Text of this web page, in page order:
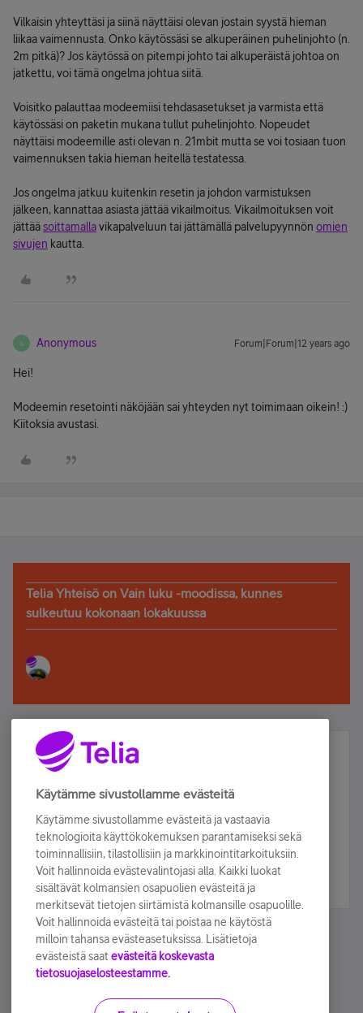
Vilkaisin yhteyttäsi ja siinä näyttäisi olevan jostain syystä hieman
liikaa vaimennusta. Onko käytössäsi se alkuperäinen puhelinjohto (n.
2m pitkä)? Jos käytössä on pitempi johto tai alkuperäistä johtoa on
jatkettu, voi tämä ongelma johtua siitä.
Voisitko palauttaa modeemiisi tehdasasetukset ja varmista että
käytössäsi on paketin mukana tullut puhelinjohto. Nopeudet
näyttäisi modeemille asti olevan n. 21mbit mutta se voi tosiaan tuon
vaimennuksen takia hieman heitellä testatessa.
Jos ongelma jatkuu kuitenkin resetin ja johdon varmistuksen
jälkeen, kannattaa asiasta jättää vikailmoitus. Vikailmoituksen voit
jättääsoittamallavikapalveluun tai jättämällä palvelupyynnön omien
sivujen kautta.
A Anonymous Forum|Forum|12 years ago
Hei!
Modeemin resetointi näköjään sai yhteyden nyt toimimaan oikein! :)
Kiitoksia avustasi.
Telia Yhteisö on Vain luku -moodissa, kunnes
sulkeutuu kokonaan lokakuussa
Älä jää paitsi – osallistu ja voita!
Tilaa Telian uutiskirje ja olet mukana arvonnassa.
sähköpostiisi.
Tilaa nyt
Käytämme sivustollamme evästeitä
Käytämme sivustollamme evästeitä ja vastaavia
teknologioita käyttökokemuksen parantamiseksi sekä
toiminnallisiin, tilastollisiin ja markkinointitarkoituksiin.
Voit hallinnoida evästevalintojasi alla. Kaikki luokat
sisältävät kolmansien osapuolien evästeitä ja
merkitsevät tietojen siirtämistä kolmansille osapuolille.
Voit hallinnoida evästeitä tai poistaa ne käytöstä
milloin tahansa evästeasetuksissa. Lisätietoja
evästeistä saat evästeitä koskevasta
tietosuojaselosteestamme.